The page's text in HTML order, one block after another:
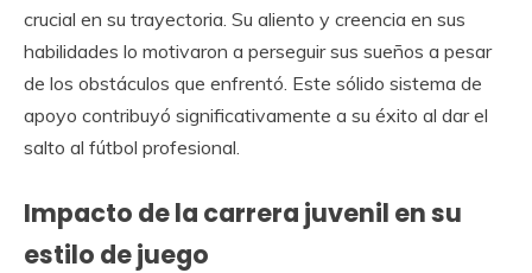
crucial en su trayectoria. Su aliento y creencia en sus
habilidades lo motivaron a perseguir sus sueños a pesar
de los obstáculos que enfrentó. Este sólido sistema de
apoyo contribuyó significativamente a su éxito al dar el
salto al fútbol profesional.
Impacto de la carrera juvenil en su
estilo de juego